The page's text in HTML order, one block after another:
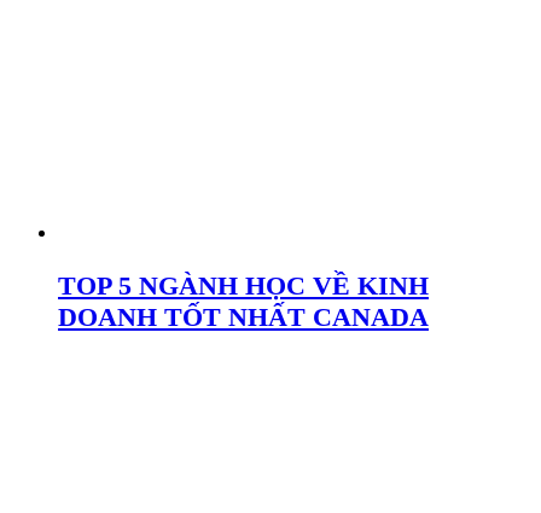
TOP 5 NGÀNH HỌC VỀ KINH
DOANH TỐT NHẤT CANADA